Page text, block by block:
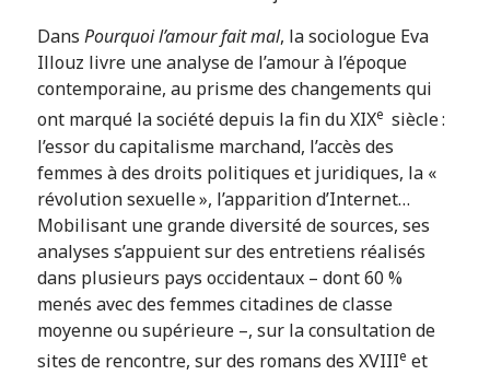
Dans Pourquoi l’amour fait mal, la sociologue Eva
Illouz livre une analyse de l’amour à l’époque
contemporaine, au prisme des changements qui
ont marqué la société depuis la fin du XIXe siècle :
l’essor du capitalisme marchand, l’accès des
femmes à des droits politiques et juridiques, la «
révolution sexuelle », l’apparition d’Internet…
Mobilisant une grande diversité de sources, ses
analyses s’appuient sur des entretiens réalisés
dans plusieurs pays occidentaux – dont 60 %
menés avec des femmes citadines de classe
moyenne ou supérieure –, sur la consultation de
sites de rencontre, sur des romans des XVIIIe et